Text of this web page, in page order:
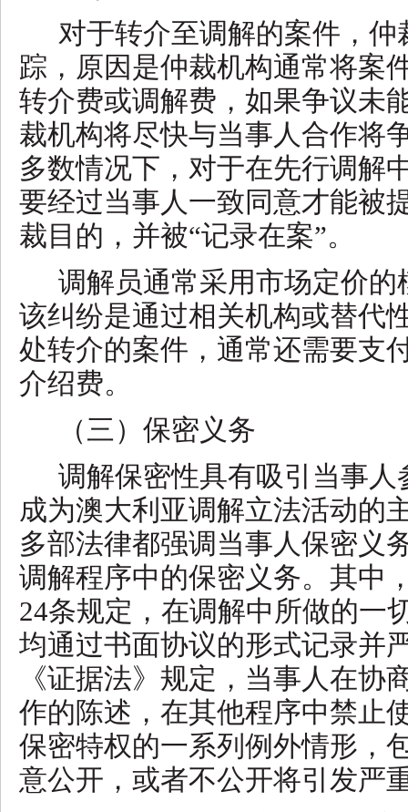
对于转介至调解的案件，
踪，原因是仲裁机构通常将案
转介费或调解费，如果争议未
裁机构将尽快与当事人合作将
多数情况下，对于在先行调解
要经过当事人一致同意才能被
裁目的，并被“记录在案”。
调解员通常采用市场定价
该纠纷是通过相关机构或替代
处转介的案件，通常还需要支
介绍费。
（三）保密义务
调解保密性具有吸引当事
成为澳大利亚调解立法活动的
多部法律都强调当事人保密义
调解程序中的保密义务。其中
24条规定，在调解中所做的一
均通过书面协议的形式记录并
《证据法》规定，当事人在协
作的陈述，在其他程序中禁止
保密特权的一系列例外情形，
意公开，或者不公开将引发严